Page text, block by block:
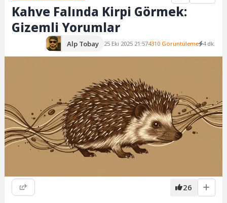
Kahve Falında Kirpi Görmek:
Gizemli Yorumlar
Alp Tobay 25 Eki 2025 21:574310 Görüntüleme 4 dk.
26